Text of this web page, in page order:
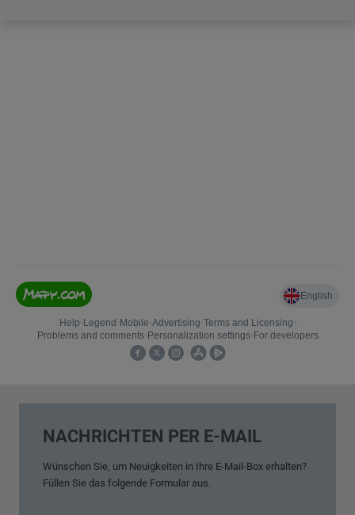
NACHRICHTEN PER E-MAIL
Wünschen Sie, um Neuigkeiten in Ihre E-Mail -Box erhalten?
Füllen Sie das folgende Formular aus